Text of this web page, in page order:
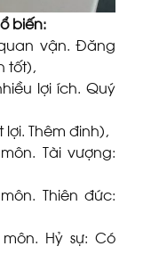
biến:
vận. Đăng
tốt),
lợi ích. Quý
Thêm đinh),
Tài vượng:
Thiên đức:
Hỷ sự: Có